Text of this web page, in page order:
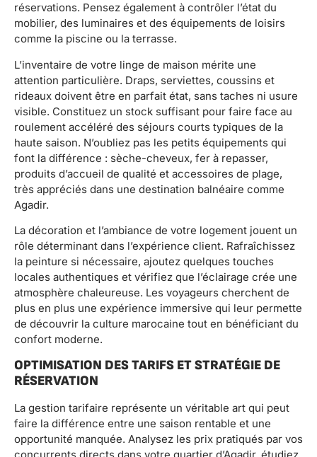
réservations. Pensez également à contrôler l’état du
mobilier, des luminaires et des équipements de loisirs
comme la piscine ou la terrasse.
L’inventaire de votre linge de maison mérite une
attention particulière. Draps, serviettes, coussins et
rideaux doivent être en parfait état, sans taches ni usure
visible. Constituez un stock suffisant pour faire face au
roulement accéléré des séjours courts typiques de la
haute saison. N’oubliez pas les petits équipements qui
font la différence : sèche-cheveux, fer à repasser,
produits d’accueil de qualité et accessoires de plage,
très appréciés dans une destination balnéaire comme
Agadir.
La décoration et l’ambiance de votre logement jouent un
rôle déterminant dans l’expérience client. Rafraîchissez
la peinture si nécessaire, ajoutez quelques touches
locales authentiques et vérifiez que l’éclairage crée une
atmosphère chaleureuse. Les voyageurs cherchent de
plus en plus une expérience immersive qui leur permette
de découvrir la culture marocaine tout en bénéficiant du
confort moderne.
OPTIMISATION DES TARIFS ET STRATÉGIE DE
RÉSERVATION
La gestion tarifaire représente un véritable art qui peut
faire la différence entre une saison rentable et une
opportunité manquée. Analysez les prix pratiqués par vos
concurrents directs dans votre quartier d’Agadir, étudiez